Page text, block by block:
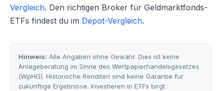
Vergleich. Den richtigen Broker für Geldmarktfonds-
ETFs findest du im Depot-Vergleich.
Hinweis: Alle Angaben ohne Gewähr. Dies ist keine
Anlageberatung im Sinne des Wertpapierhandelsgesetzes
(WpHG). Historische Renditen sind keine Garantie für
zukünftige Ergebnisse. Investieren in ETFs birgt